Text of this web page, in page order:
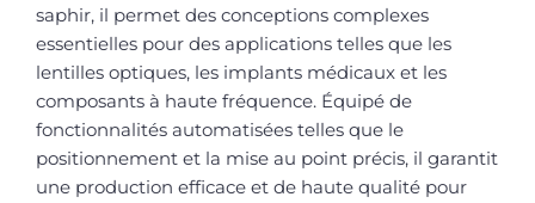
saphir, il permet des conceptions complexes
essentielles pour des applications telles que les
lentilles optiques, les implants médicaux et les
composants à haute fréquence. Équipé de
fonctionnalités automatisées telles que le
positionnement et la mise au point précis, il garantit
une production efficace et de haute qualité pour